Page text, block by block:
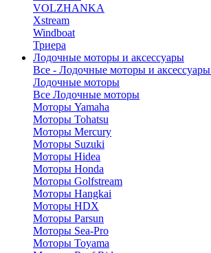
VOLZHANKA
Xstream
Windboat
Триера
Лодочные моторы и аксессуары
Все - Лодочные моторы и аксессуары
Лодочные моторы
Все Лодочные моторы
Моторы Yamaha
Моторы Tohatsu
Моторы Mercury
Моторы Suzuki
Моторы Hidea
Моторы Honda
Моторы Golfstream
Моторы Hangkai
Моторы HDX
Моторы Parsun
Моторы Sea-Pro
Моторы Toyama